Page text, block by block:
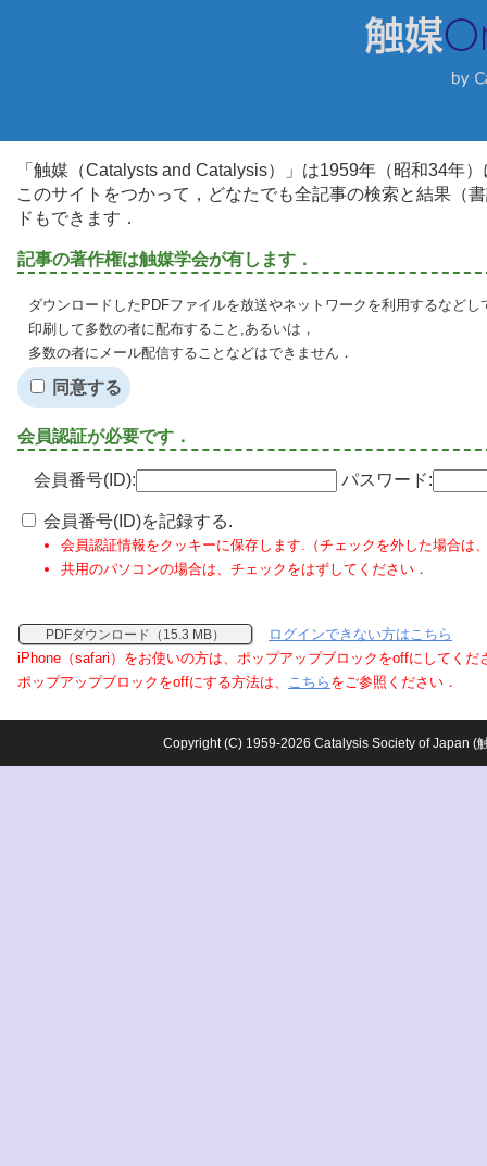
「触媒（Catalysts and Catalysis）」は1959年（昭和34年
このサイトをつかって，どなたでも全記事の検索と結果（
ドもできます．
記事の著作権は触媒学会が有します．
ダウンロードしたPDFファイルを放送やネットワークを利用するなど
印刷して多数の者に配布すること,あるいは，
多数の者にメール配信することなどはできません．
同意する
会員認証が必要です．
会員番号(ID): パスワード:
会員番号(ID)を記録する.
会員認証情報をクッキーに保存します.（チェックを外した場合は
共用のパソコンの場合は、チェックをはずしてください．
PDFダウンロード（15.3 MB）
ログインできない方はこちら
iPhone（safari）をお使いの方は、ポップアップブロックをoffにしてくだ
ポップアップブロックをoffにする方法は、 こちら をご参照ください．
Copyright (C) 1959-2026 Catalysis Society of Japan (